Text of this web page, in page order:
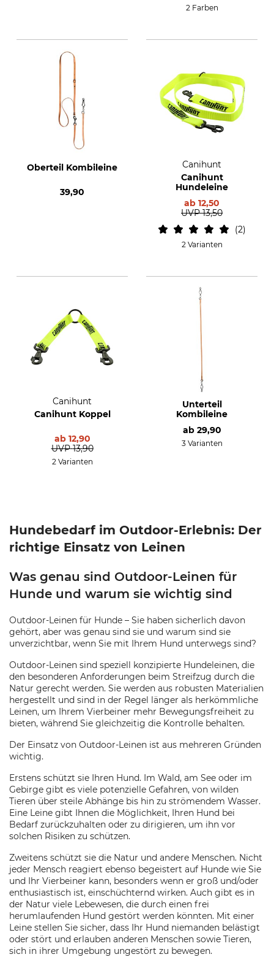
2 Farben
Oberteil Kombileine
39,90
Canihunt
Canihunt
Hundeleine
ab 12,50
UVP 13,50
2
2 Varianten
Canihunt
Canihunt Koppel
ab 12,90
UVP 13,90
2 Varianten
Unterteil
Kombileine
ab 29,90
3 Varianten
Hundebedarf im Outdoor-Erlebnis: Der
richtige Einsatz von Leinen
Was genau sind Outdoor-Leinen für
Hunde und warum sie wichtig sind
Outdoor-Leinen für Hunde – Sie haben sicherlich davon
gehört, aber was genau sind sie und warum sind sie
unverzichtbar, wenn Sie mit Ihrem Hund unterwegs sind?
Outdoor-Leinen sind speziell konzipierte Hundeleinen, die
den besonderen Anforderungen beim Streifzug durch die
Natur gerecht werden. Sie werden aus robusten Materialien
hergestellt und sind in der Regel länger als herkömmliche
Leinen, um Ihrem Vierbeiner mehr Bewegungsfreiheit zu
bieten, während Sie gleichzeitig die Kontrolle behalten.
Der Einsatz von Outdoor-Leinen ist aus mehreren Gründen
wichtig.
Erstens schützt sie Ihren Hund. Im Wald, am See oder im
Gebirge gibt es viele potenzielle Gefahren, von wilden
Tieren über steile Abhänge bis hin zu strömendem Wasser.
Eine Leine gibt Ihnen die Möglichkeit, Ihren Hund bei
Bedarf zurückzuhalten oder zu dirigieren, um ihn vor
solchen Risiken zu schützen.
Zweitens schützt sie die Natur und andere Menschen. Nicht
jeder Mensch reagiert ebenso begeistert auf Hunde wie Sie
und Ihr Vierbeiner kann, besonders wenn er groß und/oder
enthusiastisch ist, einschüchternd wirken. Auch gibt es in
der Natur viele Lebewesen, die durch einen frei
herumlaufenden Hund gestört werden könnten. Mit einer
Leine stellen Sie sicher, dass Ihr Hund niemanden belästigt
oder stört und erlauben anderen Menschen sowie Tieren,
sich in ihrer Umgebung ungestört zu bewegen.